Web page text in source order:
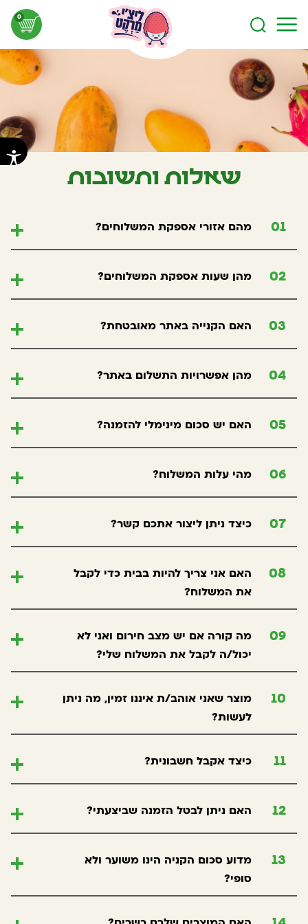
0
שאלות ותשובות
01 מהם אזורי אספקת המשלוחים?
02 מהן שעות אספקת המשלוחים?
03 האם הקנייה באתר מאובטחת?
04 מהן אפשרויות התשלום באתר?
05 האם יש סכום מינימלי להזמנה?
06 מהי עלות המשלוח?
07 כיצד ניתן ליצור אתכם קשר?
08
האם אני צריך להיות בבית כדי לקבל
את המשלוח?
09
מה קורה אם יש מצב חירום ואני לא
יכול/ה לקבל את המשלוח שלי?
10
מוצר שאני אוהב/ת איננו זמין, מה ניתן
לעשות?
11 כיצד אקבל חשבונית?
12 האם ניתן לבטל הזמנה שביצעתי?
13
מדוע סכום הקניה הינו משוער ולא
סופי?